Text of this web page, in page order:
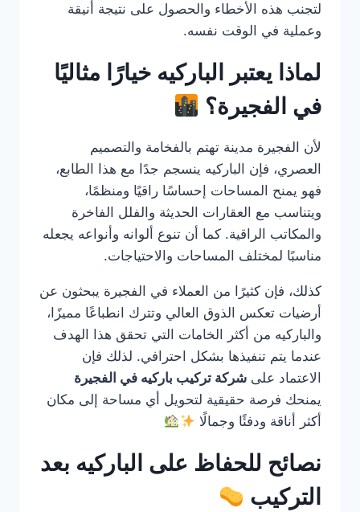
لتجنب هذه الأخطاء والحصول على نتيجة أنيقة
وعملية في الوقت نفسه.
لماذا يعتبر الباركيه خيارًا مثاليًا
في الفجيرة؟
لأن الفجيرة مدينة تهتم بالفخامة والتصميم
العصري، فإن الباركيه ينسجم جدًا مع هذا الطابع،
فهو يمنح المساحات إحساسًا راقيًا ومنظمًا،
ويتناسب مع العقارات الحديثة والفلل الفاخرة
والمكاتب الراقية. كما أن تنوع ألوانه وأنواعه يجعله
مناسبًا لمختلف المساحات والاحتياجات.
كذلك، فإن كثيرًا من العملاء في الفجيرة يبحثون عن
أرضيات تعكس الذوق العالي وتترك انطباعًا مميزًا،
والباركيه من أكثر الخامات التي تحقق هذا الهدف
عندما يتم تنفيذها بشكل احترافي. لذلك فإن
الاعتماد على شركة تركيب باركيه في الفجيرة
يمنحك فرصة حقيقية لتحويل أي مساحة إلى مكان
أكثر أناقة ودفئًا وجمالًا
نصائح للحفاظ على الباركيه بعد
التركيب